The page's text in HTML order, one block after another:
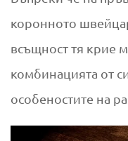
в
е
ф
коронното
всъщност тя крие
комбинацията от
особеностите на